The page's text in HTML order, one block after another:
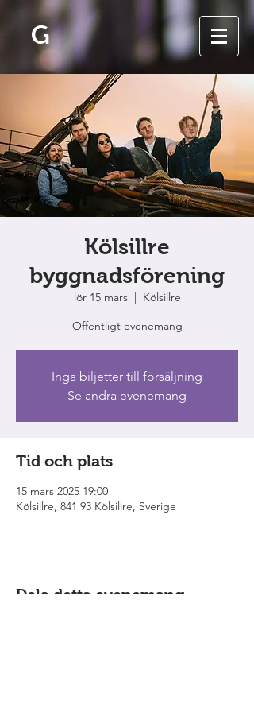
G
Kölsillre
byggnadsförening
lör 15 mars
  |
Kölsillre
Offentligt evenemang
Inga biljetter till försäljning
Se andra evenemang
Tid och plats
15 mars 2025 19:00
Kölsillre, 841 93 Kölsillre, Sverige
Dela detta evenemang